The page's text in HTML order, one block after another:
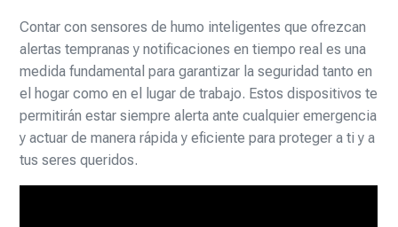
Contar con sensores de humo inteligentes que ofrezcan
alertas tempranas y notificaciones en tiempo real es una
medida fundamental para garantizar la seguridad tanto en
el hogar como en el lugar de trabajo. Estos dispositivos te
permitirán estar siempre alerta ante cualquier emergencia
y actuar de manera rápida y eficiente para proteger a ti y a
tus seres queridos.